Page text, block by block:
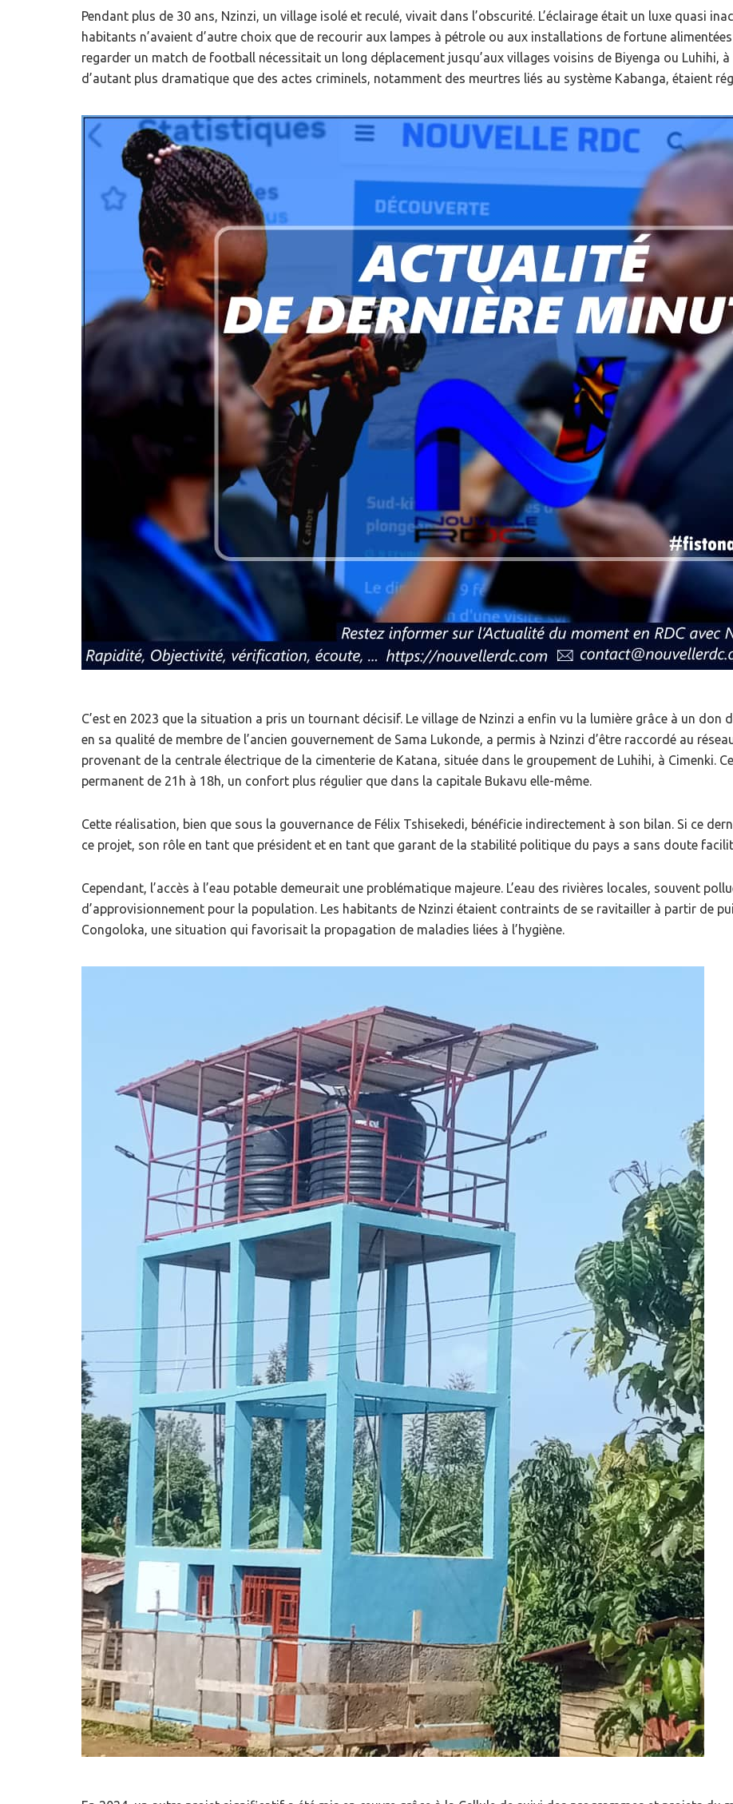
Pendant plus de 30 ans, Nzinzi, un village isolé et reculé, vivait dans l’obscurité. L’éclairage était un luxe quasi
habitants n’avaient d’autre choix que de recourir aux lampes à pétrole ou aux installations de fortune
regarder un match de football nécessitait un long déplacement jusqu’aux villages voisins de Biyenga ou Luhihi,
d’autant plus dramatique que des actes criminels, notamment des meurtres liés au système Kabanga, étaient
C’est en 2023 que la situation a pris un tournant décisif. Le village de Nzinzi a enfin vu la lumière grâce à un don
en sa qualité de membre de l’ancien gouvernement de Sama Lukonde, a permis à Nzinzi d’être raccordé au
provenant de la centrale électrique de la cimenterie de Katana, située dans le groupement de Luhihi, à Cimenki.
permanent de 21h à 18h, un confort plus régulier que dans la capitale Bukavu elle-même.
Cette réalisation, bien que sous la gouvernance de Félix Tshisekedi, bénéficie indirectement à son bilan. Si ce
ce projet, son rôle en tant que président et en tant que garant de la stabilité politique du pays a sans doute
Cependant, l’accès à l’eau potable demeurait une problématique majeure. L’eau des rivières locales, souvent
d’approvisionnement pour la population. Les habitants de Nzinzi étaient contraints de se ravitailler à partir de
Congoloka, une situation qui favorisait la propagation de maladies liées à l’hygiène.